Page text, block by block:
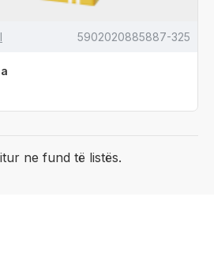
5902020885887-325
ne fund të listës.